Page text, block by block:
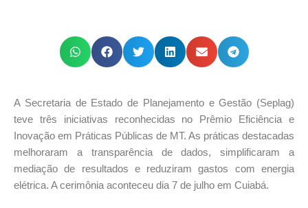
A Secretaria de Estado de Planejamento e Gestão (Seplag)
teve três iniciativas reconhecidas no Prêmio Eficiência e
Inovação em Práticas Públicas de MT. As práticas destacadas
melhoraram a transparência de dados, simplificaram a
mediação de resultados e reduziram gastos com energia
elétrica. A cerimônia aconteceu dia 7 de julho em Cuiabá.